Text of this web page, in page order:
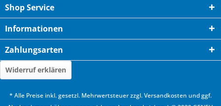
Shop Service
Informationen
Zahlungsarten
Widerruf erklären
* Alle Preise inkl. gesetzl. Mehrwertsteuer zzgl.Versandkosten und ggf.